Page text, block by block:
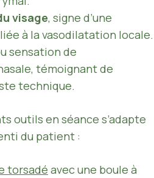
visage, signe d’une
à la vasodilatation locale.
sensation de
témoignant de
technique.
outils en séance s’adapte
du patient :
torsadé avec une boule à